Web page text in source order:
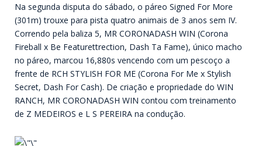
Na segunda disputa do sábado, o páreo Signed For More
(301m) trouxe para pista quatro animais de 3 anos sem IV.
Correndo pela baliza 5, MR CORONADASH WIN (Corona
Fireball x Be Featurettrection, Dash Ta Fame), único macho
no páreo, marcou 16,880s vencendo com um pescoço a
frente de RCH STYLISH FOR ME (Corona For Me x Stylish
Secret, Dash For Cash). De criação e propriedade do WIN
RANCH, MR CORONADASH WIN contou com treinamento
de Z MEDEIROS e L S PEREIRA na condução.